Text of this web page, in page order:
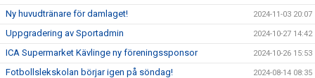
Ny huvudtränare för damlaget! 2024-11-03 20:07
Uppgradering av Sportadmin 2024-10-27 14:42
ICA Supermarket Kävlinge ny föreningssponsor 2024-10-26 15:53
Fotbollslekskolan börjar igen på söndag! 2024-08-14 08:35